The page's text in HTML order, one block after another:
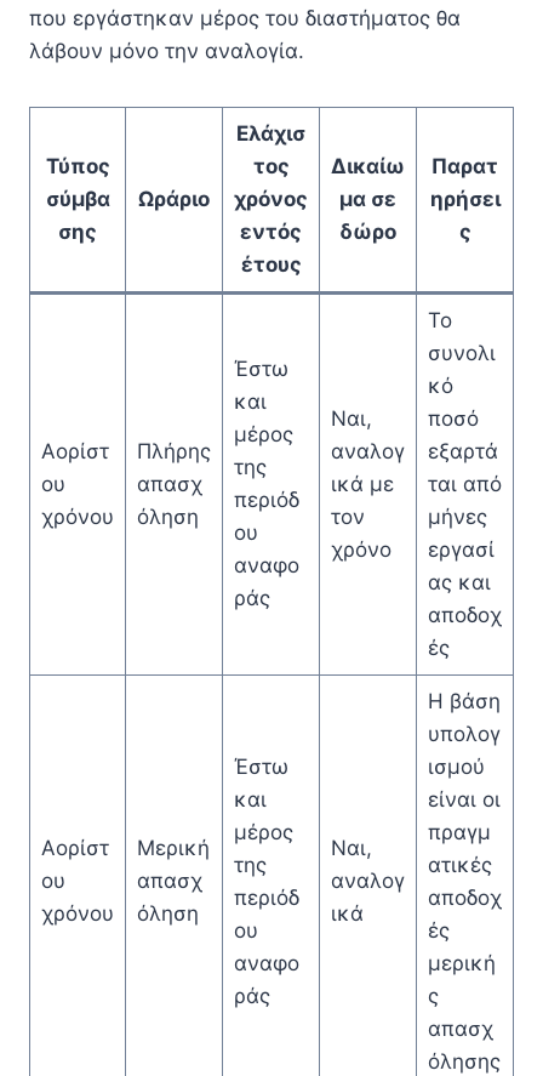
που εργάστηκαν μέρος του διαστήματος θα
λάβουν μόνο την αναλογία.
Τύπος
σύμβα
σης
Ωράριο
Ελάχισ
τος
χρόνος
εντός
έτους
Δικαίω
μα σε
δώρο
Παρατ
ηρήσει
ς
Αορίστ
ου
χρόνου
Πλήρης
απασχ
όληση
Έστω
και
μέρος
της
περιόδ
ου
αναφο
ράς
Ναι,
αναλογ
ικά με
τον
χρόνο
Το
συνολι
κό
ποσό
εξαρτά
ται από
μήνες
εργασί
ας και
αποδοχ
ές
Αορίστ
ου
χρόνου
Μερική
απασχ
όληση
Έστω
και
μέρος
της
περιόδ
ου
αναφο
ράς
Ναι,
αναλογ
ικά
Η βάση
υπολογ
ισμού
είναι οι
πραγμ
ατικές
αποδοχ
ές
μερική
ς
απασχ
όλησης